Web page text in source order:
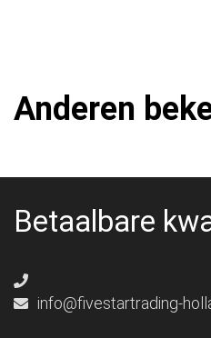
Anderen
Betaalbare
info@fivestartrading-